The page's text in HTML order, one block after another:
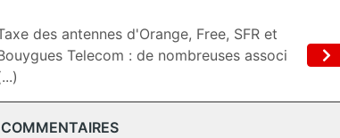
des antennes d'Orange, Free, SFR et
Telecom : de nombreuses associ